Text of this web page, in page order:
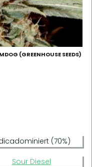
(GREENHOUSE SEEDS)
(70%)
Sour Diesel